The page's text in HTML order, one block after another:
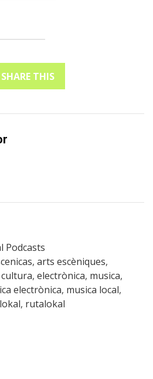
SHARE THIS
Podcasts
, arts escèniques,
cultura, electrònica, musica,
electrònica, musica local,
, rutalokal